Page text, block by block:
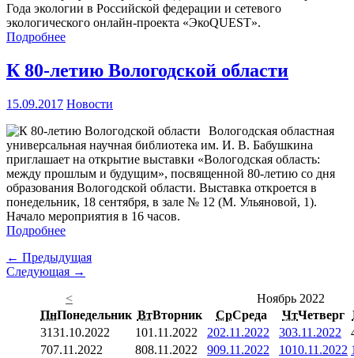
Года экологии в Российской федерации и сетевого
экологического онлайн-проекта «ЭкоQUEST».
Подробнее
К 80-летию Вологодской области
15.09.2017 Новости
Вологодская областная
универсальная научная библиотека им. И. В. Бабушкина
приглашает на открытие выставки «Вологодская область:
между прошлым и будущим», посвященной 80-летию со дня
образования Вологодской области. Выставка откроется в
понедельник, 18 сентября, в зале № 12 (М. Ульяновой, 1).
Начало мероприятия в 16 часов.
Подробнее
← Предыдущая
Следующая →
<
Ноябрь 2022
ПнПонедельник ВтВторник СрСреда ЧтЧетверг
3131.10.2022 101.11.2022 202.11.2022 303.11.2022
707.11.2022 808.11.2022 909.11.2022 1010.11.2022